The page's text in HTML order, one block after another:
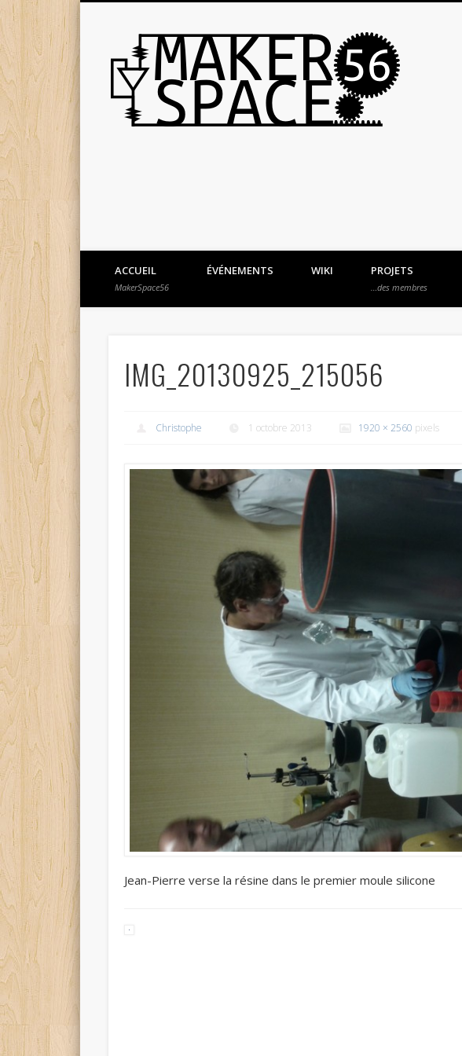
ACCUEIL
MakerSpace56
ÉVÉNEMENTS WIKI PROJETS
…des membres
IMG_20130925_215056
Christophe 1 octobre 2013 1920 × 2560 pixels
Jean-Pierre verse la résine dans le premier moule silicone